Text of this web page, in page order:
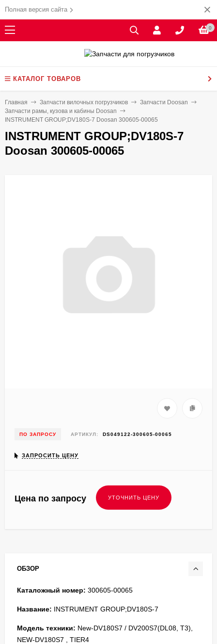
Полная версия сайта
0
КАТАЛОГ ТОВАРОВ
Главная Запчасти вилочных погрузчиков
Запчасти Doosan
Запчасти рамы, кузова и кабины Doosan
INSTRUMENT GROUP;DV180S-7 Doosan 300605-00065
INSTRUMENT GROUP;DV180S-7
Doosan 300605-00065
ПО ЗАПРОСУ АРТИКУЛ: DS049122-300605-00065
ЗАПРОСИТЬ ЦЕНУ
Цена по запросу
ОБЗОР
Каталожный номер: 300605-00065
Название: INSTRUMENT GROUP;DV180S-7
Модель техники: New-DV180S7 / DV200S7(DL08, T3),
NEW-DV180S7 , TIER4